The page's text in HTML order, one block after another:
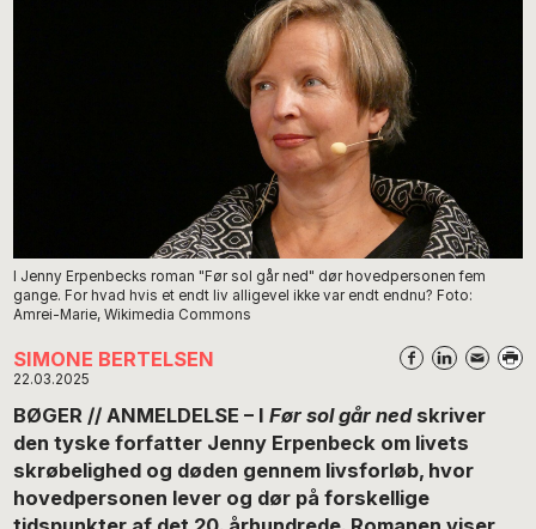
I Jenny Erpenbecks roman "Før sol går ned" dør hovedpersonen fem
gange. For hvad hvis et endt liv alligevel ikke var endt endnu? Foto:
Amrei-Marie, Wikimedia Commons
SIMONE BERTELSEN
22.03.2025
BØGER // ANMELDELSE – IFør sol går nedskriver
den tyske forfatter Jenny Erpenbeck om livets
skrøbelighed og døden gennem livsforløb, hvor
hovedpersonen lever og dør på forskellige